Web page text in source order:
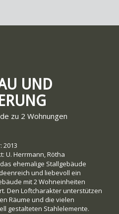
UND
zu 2 Wohnungen
2013
U. Herrmann, Rötha
ehemalige Stallgebäude
und liebevoll ein
mit 2 Wohneinheiten
Den Loftcharakter unterstützen
Räume und die vielen
gestalteten Stahlelemente.